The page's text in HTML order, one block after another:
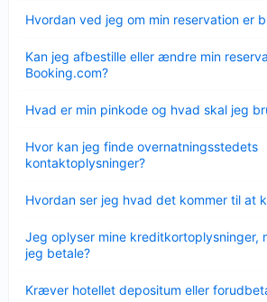
Hvordan ved jeg om min reservation er
Kan jeg afbestille eller ændre min
Booking.com?
Hvad er min pinkode og hvad skal jeg
Hvor kan jeg finde overnatningsstedets
kontaktoplysninger?
Hvordan ser jeg hvad det kommer til at
Jeg oplyser mine kreditkortoplysninger,
jeg betale?
Kræver hotellet depositum eller